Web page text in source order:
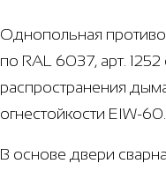
Однопольная
по RAL 6037, арт.
распространения
огнестойкости EIW-
В основе двери